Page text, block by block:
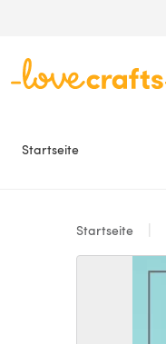
Startseite
Startseite